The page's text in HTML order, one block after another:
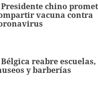
Presidente chino
vacuna contra
Bélgica reabre escuelas,
y barberías